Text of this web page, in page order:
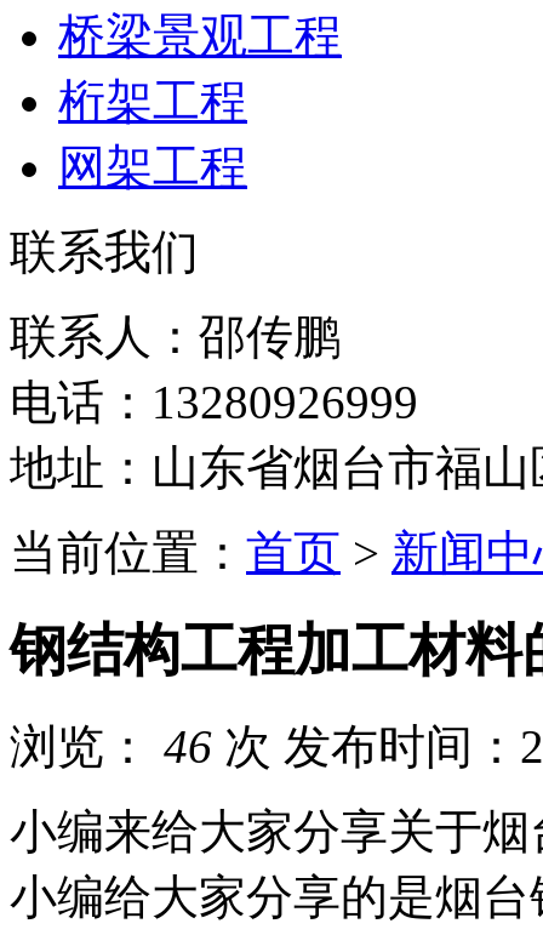
桥梁景观工程
桁架工程
网架工程
联系我们
联系人：邵传鹏
电话：13280926999
地址：山东省烟台市福
当前位置： 首页 > 新闻
钢结构工程加工材料
浏览： 46 次 发布时间：
小编来给大家分享关于
小编给大家分享的是烟